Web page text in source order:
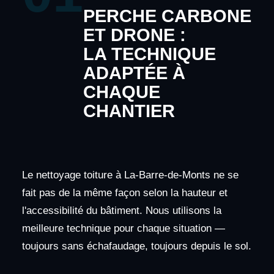
PERCHE CARBONE
ET DRONE :
LA TECHNIQUE
ADAPTÉE À
CHAQUE
CHANTIER
Le nettoyage toiture à La-Barre-de-Monts ne se
fait pas de la même façon selon la hauteur et
l'accessibilité du bâtiment. Nous utilisons la
meilleure technique pour chaque situation —
toujours sans échafaudage, toujours depuis le sol.